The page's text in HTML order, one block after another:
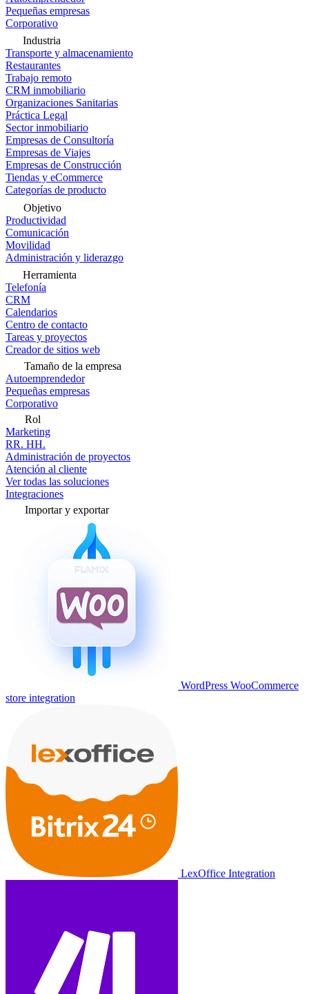
Pequeñas empresas
Corporativo
Industria
Transporte y almacenamiento
Restaurantes
Trabajo remoto
CRM inmobiliario
Organizaciones Sanitarias
Práctica Legal
Sector inmobiliario
Empresas de Consultoría
Empresas de Viajes
Empresas de Construcción
Tiendas y eCommerce
Categorías de producto
Objetivo
Productividad
Comunicación
Movilidad
Administración y liderazgo
Herramienta
Telefonía
CRM
Calendarios
Centro de contacto
Tareas y proyectos
Creador de sitios web
Tamaño de la empresa
Autoemprendedor
Pequeñas empresas
Corporativo
Rol
Marketing
RR. HH.
Administración de proyectos
Atención al cliente
Ver todas las soluciones
Integraciones
Importar y exportar
WordPress WooCommerce
store integration
LexOffice Integration